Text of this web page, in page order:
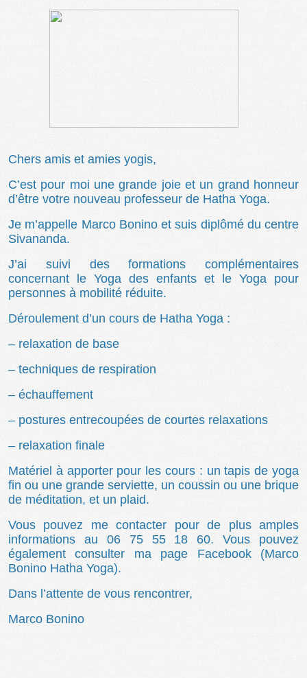
Chers amis et amies yogis,
C’est pour moi une grande joie et un grand honneur
d’être votre nouveau professeur de Hatha Yoga.
Je m’appelle Marco Bonino et suis diplômé du centre
Sivananda.
J’ai suivi des formations complémentaires
concernant le Yoga des enfants et le Yoga pour
personnes à mobilité réduite.
Déroulement d’un cours de Hatha Yoga :
– relaxation de base
– techniques de respiration
– échauffement
– postures entrecoupées de courtes relaxations
– relaxation finale
Matériel à apporter pour les cours : un tapis de yoga
fin ou une grande serviette, un coussin ou une brique
de méditation, et un plaid.
Vous pouvez me contacter pour de plus amples
informations au 06 75 55 18 60. Vous pouvez
également consulter ma page Facebook (Marco
Bonino Hatha Yoga).
Dans l’attente de vous rencontrer,
Marco Bonino